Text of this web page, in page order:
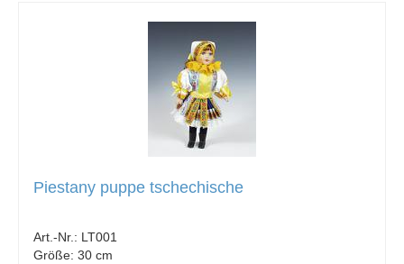
Piestany puppe tschechische
Art.-Nr.: LT001
Größe: 30 cm